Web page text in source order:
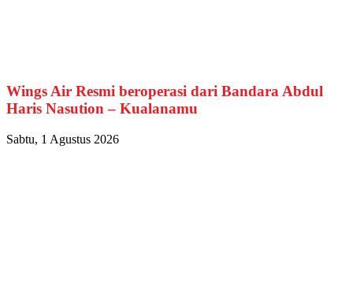
Wings Air Resmi beroperasi dari Bandara Abdul
Haris Nasution – Kualanamu
Sabtu, 1 Agustus 2026